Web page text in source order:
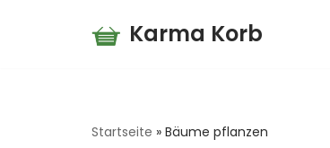
Karma Korb
Startseite » Bäume pflanzen